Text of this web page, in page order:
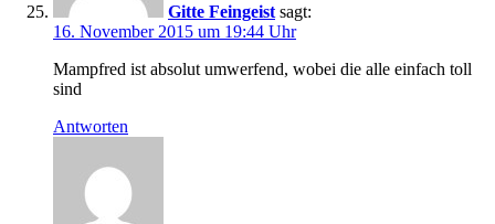
Gitte Feingeist sagt:
16. November 2015 um 19:44 Uhr
Mampfred ist absolut umwerfend, wobei die alle einfach toll
sind
Antworten